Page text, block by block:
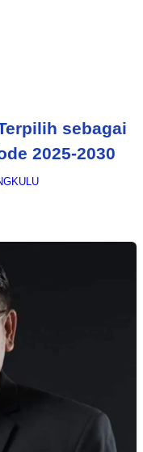
sebagai
2025-2030